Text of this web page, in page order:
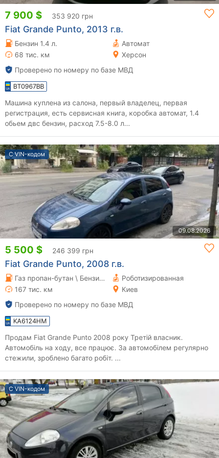
7 900 $ 353 920 грн
Fiat Grande Punto, 2013 г.в.
Бензин 1.4 л.
Автомат
68 тис. км
Херсон
Проверено по номеру по базе МВД
BT0967BB
Машина куплена из салона, первый владелец, первая
регистрация, есть сервисная книга, коробка автомат, 1.4
обьем двс бензин, расход 7.5-8.0 л...
С VIN-кодом
09.08.2026
5 500 $ 246 399 грн
Fiat Grande Punto, 2008 г.в.
Газ пропан-бутан \ Бензин 1.4 л.
Роботизированная
167 тис. км
Киев
Проверено по номеру по базе МВД
KA6124HM
Продам Fiat Grande Punto 2008 року Третій власник.
Автомобіль на ходу, все працює. За автомобілем регулярно
стежили, зроблено багато робіт. ...
С VIN-кодом